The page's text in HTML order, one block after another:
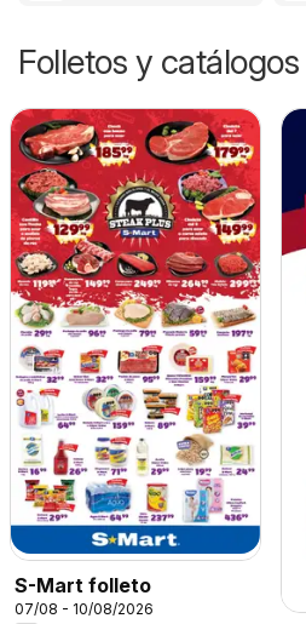
Folletos y
S-Mart folleto
07/08 - 10/08/2026